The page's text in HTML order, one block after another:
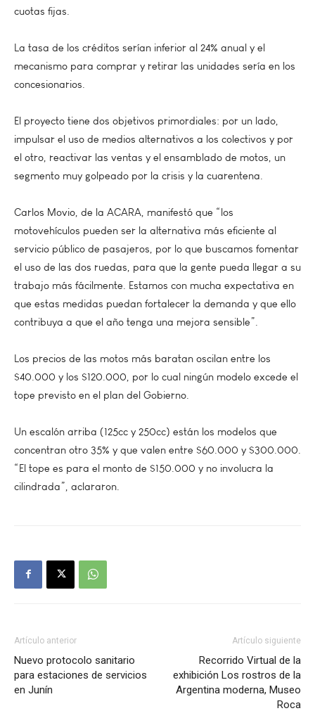
cuotas fijas.
La tasa de los créditos serían inferior al 24% anual y el
mecanismo para comprar y retirar las unidades sería en los
concesionarios.
El proyecto tiene dos objetivos primordiales: por un lado,
impulsar el uso de medios alternativos a los colectivos y por
el otro, reactivar las ventas y el ensamblado de motos, un
segmento muy golpeado por la crisis y la cuarentena.
Carlos Movio, de la ACARA, manifestó que “los
motovehículos pueden ser la alternativa más eficiente al
servicio público de pasajeros, por lo que buscamos fomentar
el uso de las dos ruedas, para que la gente pueda llegar a su
trabajo más fácilmente. Estamos con mucha expectativa en
que estas medidas puedan fortalecer la demanda y que ello
contribuya a que el año tenga una mejora sensible”.
Los precios de las motos más baratan oscilan entre los
$40.000 y los $120.000, por lo cual ningún modelo excede el
tope previsto en el plan del Gobierno.
Un escalón arriba (125cc y 250cc) están los modelos que
concentran otro 35% y que valen entre $60.000 y $300.000.
“El tope es para el monto de $150.000 y no involucra la
cilindrada”, aclararon.
Artículo anterior
Nuevo protocolo sanitario
para estaciones de servicios
en Junín
Artículo siguiente
Recorrido Virtual de la
exhibición Los rostros de la
Argentina moderna, Museo
Roca